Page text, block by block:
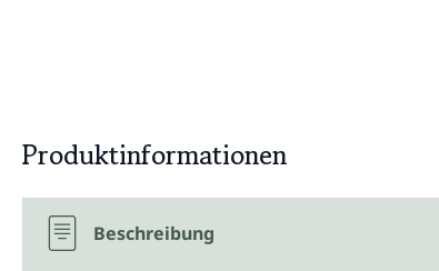
Produktinformationen
Beschreibung